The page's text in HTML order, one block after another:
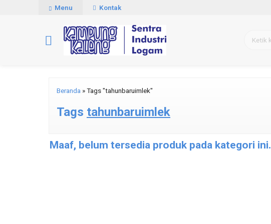
Menu Kontak
Beranda »Tags "tahunbaruimlek"
Tags tahunbaruimlek
Maaf, belum tersedia produk pada kategori ini.